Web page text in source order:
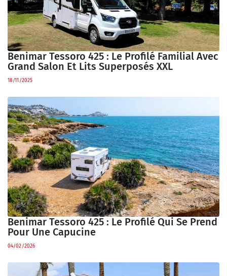
Benimar Tessoro 425 : Le Profilé Familial Avec
Grand Salon Et Lits Superposés XXL
18/11/2025
Benimar Tessoro 425 : Le Profilé Qui Se Prend
Pour Une Capucine
04/02/2026